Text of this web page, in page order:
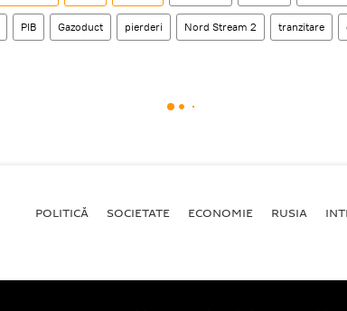
PIB Gazoduct pierderi Nord Stream 2 tranzitare
POLITICĂ SOCIETATE ECONOMIE RUSIA